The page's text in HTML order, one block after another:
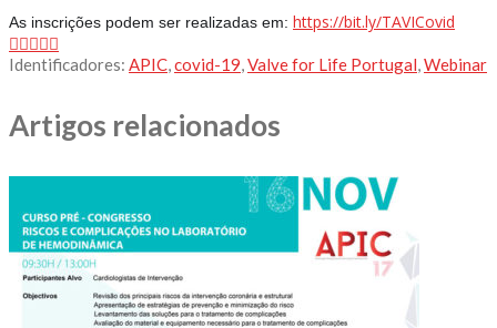
As inscrições podem ser realizadas em: https://bit.ly/TAVICovid
Identificadores: APIC,covid-19,Valve for Life Portugal,Webinar
Artigos relacionados